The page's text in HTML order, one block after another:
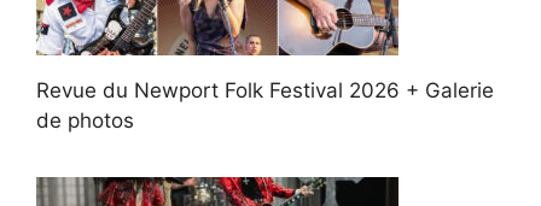
Revue du Newport Folk Festival 2026 + Galerie
de photos